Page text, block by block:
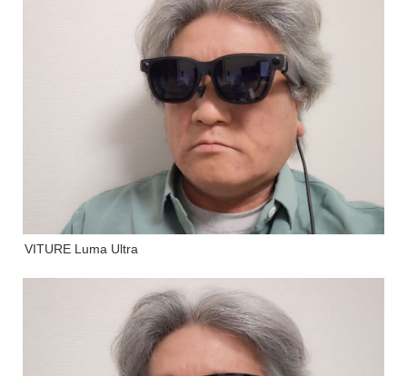
VITURE Luma Ultra